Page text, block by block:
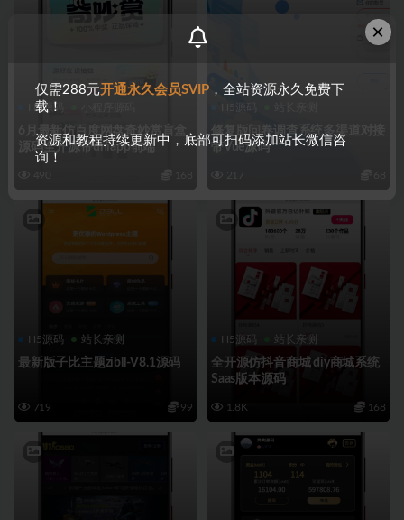
H5源码
6月最新仿百度网盘奇妙赏盲盒
源码全开源带uniapp前端
H5源码
修复版问卷调查系统多渠道对接
带Vue源码
H5源码 站长亲测
最新版子比主题zibll-V8.1源码
719 99
H5源码 站长亲测
全开源仿抖音商城 diy商城系统
Saas版本源码
1.8K 168
×
仅需288元开通永久会员SVIP ，全站资源永久免费下
载！
资源和教程持续更新中，底部可扫码添加站长微信咨
询！